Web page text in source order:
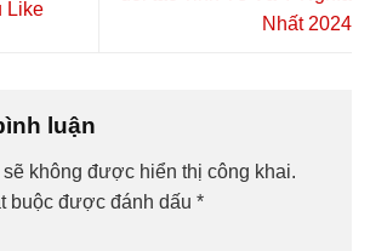
Like
Nhất 2024
luận
không được hiển thị công khai.
buộc được đánh dấu *